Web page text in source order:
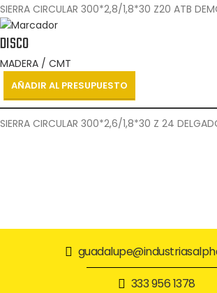
SIERRA CIRCULAR 300*2,8/1,8*30 Z20 ATB
DISCO
MADERA / CMT
AÑADIR AL PRESUPUESTO
SIERRA CIRCULAR 300*2,6/1,8*30 Z 24
333 956 1378